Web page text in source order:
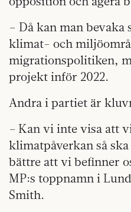
– Då kan man bevaka
klimat- och
migrationspolitiken,
projekt inför 2022.
Andra i partiet är
– Kan vi inte visa att
klimatpåverkan så
bättre att vi befinner
MP:s toppnamn i
Smith.